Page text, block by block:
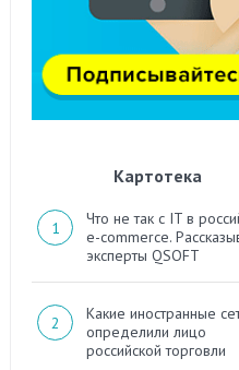
Картотека
Что не так с IT в
e-commerce.
эксперты QSOFT
Какие иностранные
определили лицо
российской торговли